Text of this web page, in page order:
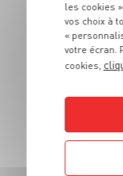
les cookies
vos choix à
«
votre écran.
cookies,